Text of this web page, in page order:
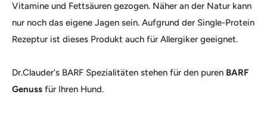
Vitamine und Fettsäuren gezogen. Näher an der Natur kann
nur noch das eigene Jagen sein. Aufgrund der Single-Protein
Rezeptur ist dieses Produkt auch für Allergiker geeignet.
Dr.Clauder's BARF Spezialitäten stehen für den puren BARF
Genuss für Ihren Hund.